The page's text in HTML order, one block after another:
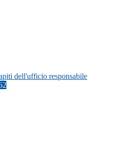
dell'ufficio responsabile